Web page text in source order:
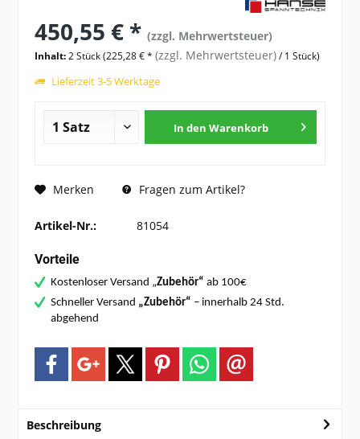
450,55 € *(zzgl. Mehrwertsteuer)
Inhalt:2 Stück (225,28 € *(zzgl. Mehrwertsteuer)/ 1 Stück)
Lieferzeit 3-5 Werktage
In den Warenkorb
Merken Fragen zum Artikel?
Artikel-Nr.: 81054
Vorteile
Kostenloser Versand „Zubehör“ ab 100€
Schneller Versand „Zubehör“ – innerhalb 24 Std.
abgehend
Beschreibung